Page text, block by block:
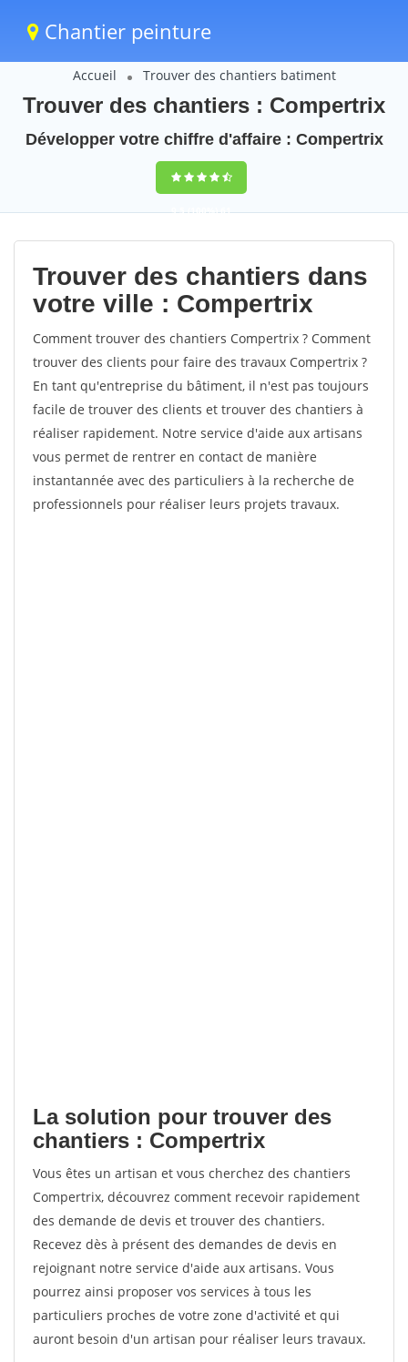
Chantier peinture
Accueil Trouver des chantiers batiment
Trouver des chantiers : Compertrix
Développer votre chiffre d'affaire : Compertrix
9,5(100%)61
votes
Trouver des chantiers dans
votre ville : Compertrix
Comment trouver des chantiers Compertrix ? Comment
trouver des clients pour faire des travaux Compertrix ?
En tant qu'entreprise du bâtiment, il n'est pas toujours
facile de trouver des clients et trouver des chantiers à
réaliser rapidement. Notre service d'aide aux artisans
vous permet de rentrer en contact de manière
instantannée avec des particuliers à la recherche de
professionnels pour réaliser leurs projets travaux.
La solution pour trouver des
chantiers : Compertrix
Vous êtes un artisan et vous cherchez des chantiers
Compertrix, découvrez comment recevoir rapidement
des demande de devis et trouver des chantiers.
Recevez dès à présent des demandes de devis en
rejoignant notre service d'aide aux artisans. Vous
pourrez ainsi proposer vos services à tous les
particuliers proches de votre zone d'activité et qui
auront besoin d'un artisan pour réaliser leurs travaux.